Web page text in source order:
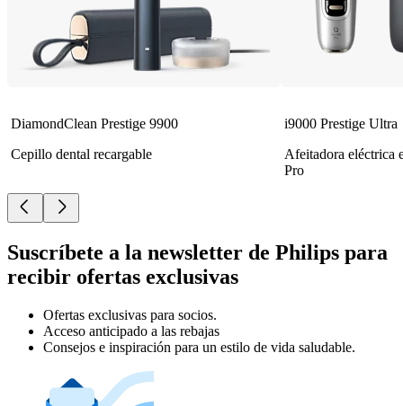
DiamondClean Prestige 9900
Cepillo dental recargable
i9000 Prestige Ultra
Afeitadora eléctrica
Pro
Suscríbete a la newsletter de Philips para
recibir ofertas exclusivas
Ofertas exclusivas para socios.
Acceso anticipado a las rebajas
Consejos e inspiración para un estilo de vida saludable.